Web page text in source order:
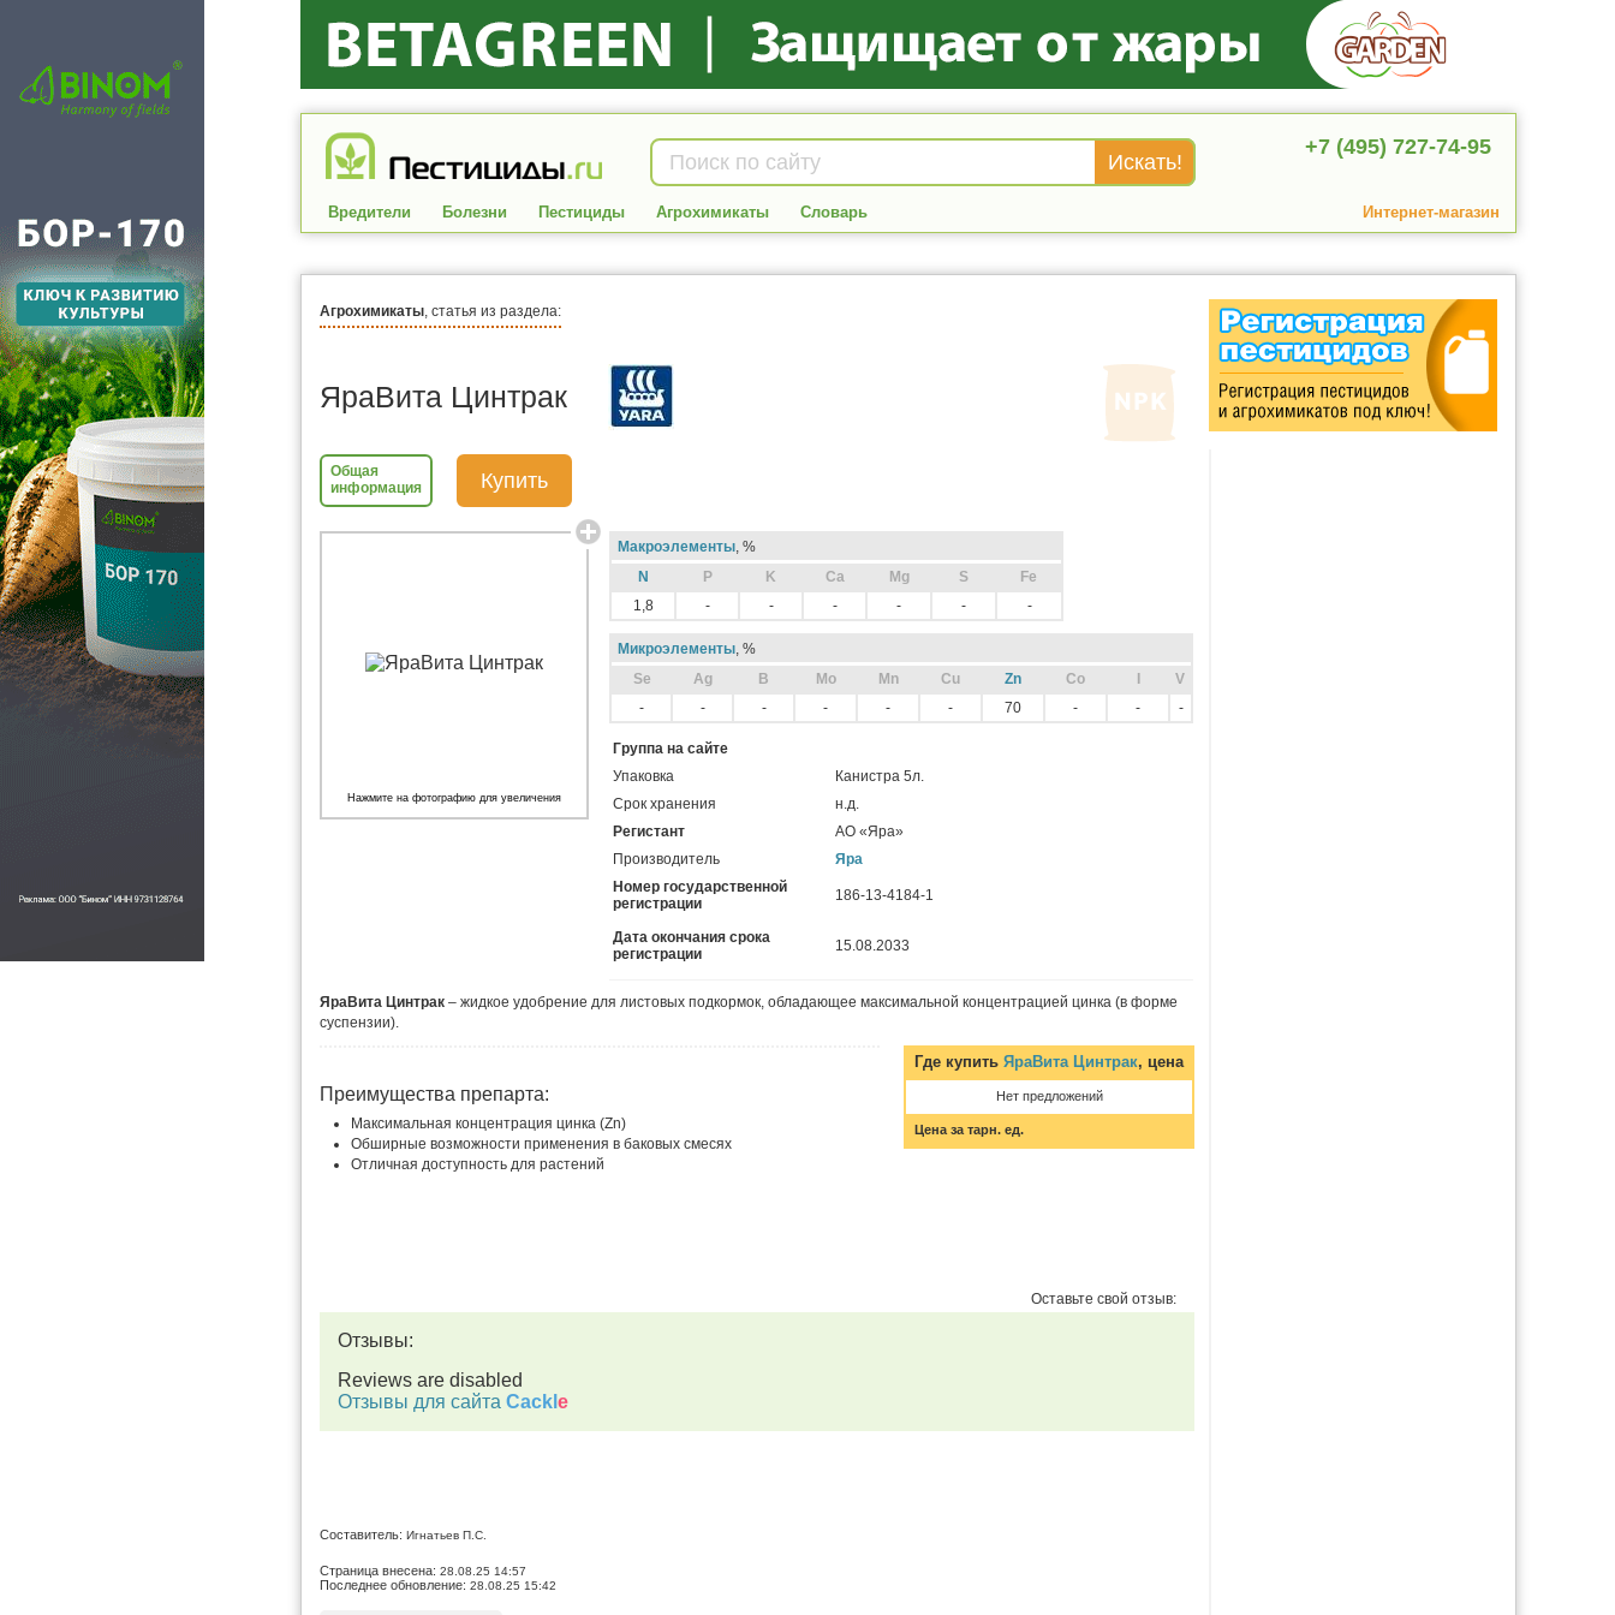
+7 (495) 727-74-95
Вредители Болезни Пестициды Агрохимикаты Словарь Интернет-магазин
Агрохимикаты, статья из раздела:
ЯраВита Цинтрак
Общая
информация
Купить
Макроэлементы, %
N
P K Ca Mg S
Fe
1,8
- - - - - -
Микроэлементы, %
Sе
Ag B Mo Mn Cu Zn Co
V
-
- - - - - 70 - - -
Группа на сайте
Упаковка
Канистра 5л.
Срок хранения
н.д.
Регистант
АО «Яра»
Производитель
Яра
Номер государственной
регистрации
186-13-4184-1
Дата окончания срока
регистрации
15.08.2033
Нажмите на фотографию для увеличения
ЯраВита Цинтрак – жидкое удобрение для листовых подкормок, обладающее максимальной концентрацией цинка (в форме
суспензии).
Где купить ЯраВита Цинтрак, цена
Нет предложений
Цена за тарн. ед.
Преимущества препарта:
Максимальная концентрация цинка (Zn)
Обширные возможности применения в баковых смесях
Отличная доступность для растений
Оставьте свой отзыв:
Отзывы:
Reviews are disabled
Отзывы для сайта Cackl e
Составитель: Игнатьев П.С.
Страница внесена: 28.08.25 14:57
Последнее обновление: 28.08.25 15:42